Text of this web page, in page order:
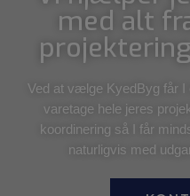
med alt
Ved at vælge KyedByg får
varetage hele jeres
koordinering så I får
naturligvis med